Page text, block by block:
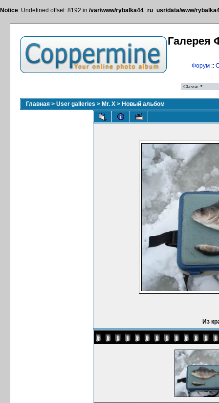
Notice: Undefined offset: 8192 in /var/www/rybalka44_ru_usr/data/www/
Галерея
Форум::
Главная > User galleries > Mr. X > Новый альбом
Из